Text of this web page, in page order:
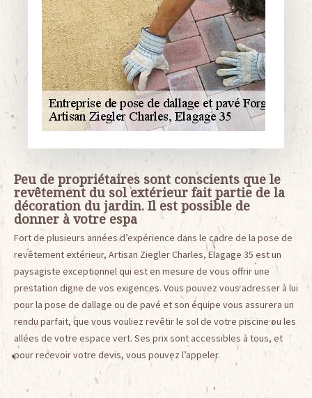
Peu de propriétaires sont conscients que le
revêtement du sol extérieur fait partie de la
décoration du jardin. Il est possible de
donner à votre espa
Fort de plusieurs années d’expérience dans le cadre de la pose de
revêtement extérieur, Artisan Ziegler Charles, Elagage 35 est un
paysagiste exceptionnel qui est en mesure de vous offrir une
prestation digne de vos exigences. Vous pouvez vous adresser à lui
pour la pose de dallage ou de pavé et son équipe vous assurera un
rendu parfait, que vous vouliez revêtir le sol de votre piscine ou les
allées de votre espace vert. Ses prix sont accessibles à tous, et
pour recevoir votre devis, vous pouvez l’appeler.